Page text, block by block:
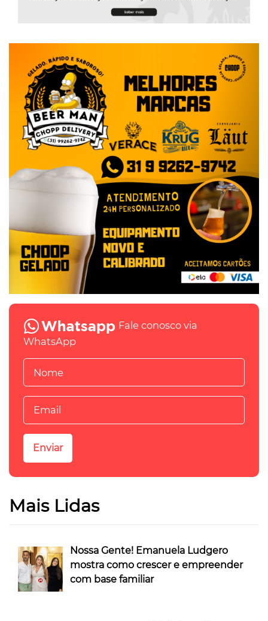
Fale conosco via
WhatsApp
Mais Lidas
Nossa Gente! Emanuela Ludgero
mostra como crescer e empreender
com base familiar